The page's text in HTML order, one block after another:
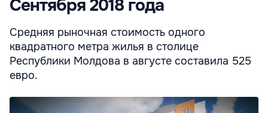
Сентября 2018 года
Средняя рыночная стоимость одного
квадратного метра жилья в столице
Республики Молдова в августе составила 525
евро.